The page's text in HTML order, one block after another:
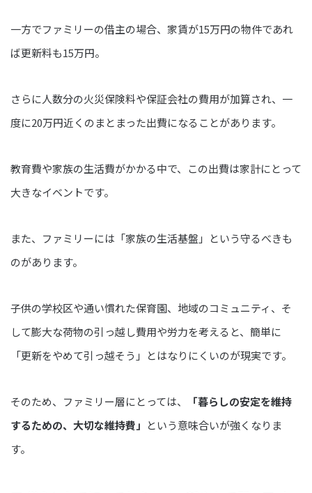
一方でファミリーの借主の場合、家賃が15万円の物件であれ
ば更新料も15万円。
さらに人数分の火災保険料や保証会社の費用が加算され、一
度に20万円近くのまとまった出費になることがあります。
教育費や家族の生活費がかかる中で、この出費は家計にとって
大きなイベントです。
また、ファミリーには「家族の生活基盤」という守るべきも
のがあります。
子供の学校区や通い慣れた保育園、地域のコミュニティ、そ
して膨大な荷物の引っ越し費用や労力を考えると、簡単に
「更新をやめて引っ越そう」とはなりにくいのが現実です。
そのため、ファミリー層にとっては、
「暮らしの安定を維持
するための、大切な維持費」 という意味合いが強くなりま
す。